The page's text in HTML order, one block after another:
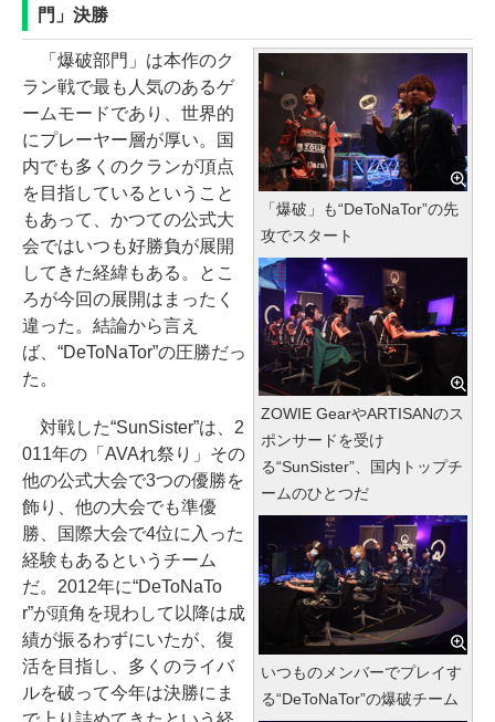
門」決勝
「爆破」も“DeToNaTor”の先
攻でスタート
ZOWIE GearやARTISANのス
ポンサードを受け
る“SunSister”、国内トップチ
ームのひとつだ
いつものメンバーでプレイす
る“DeToNaTor”の爆破チーム
「爆破部門」は本作のク
ラン戦で最も人気のあるゲ
ームモードであり、世界的
にプレーヤー層が厚い。国
内でも多くのクランが頂点
を目指しているということ
もあって、かつての公式大
会ではいつも好勝負が展開
してきた経緯もある。とこ
ろが今回の展開はまったく
違った。結論から言え
ば、“DeToNaTor”の圧勝だっ
た。
対戦した“SunSister”は、2
011年の「AVAれ祭り」その
他の公式大会で3つの優勝を
飾り、他の大会でも準優
勝、国際大会で4位に入った
経験もあるというチーム
だ。2012年に“DeToNaTo
r”が頭角を現わして以降は成
績が振るわずにいたが、復
活を目指し、多くのライバ
ルを破って今年は決勝にま